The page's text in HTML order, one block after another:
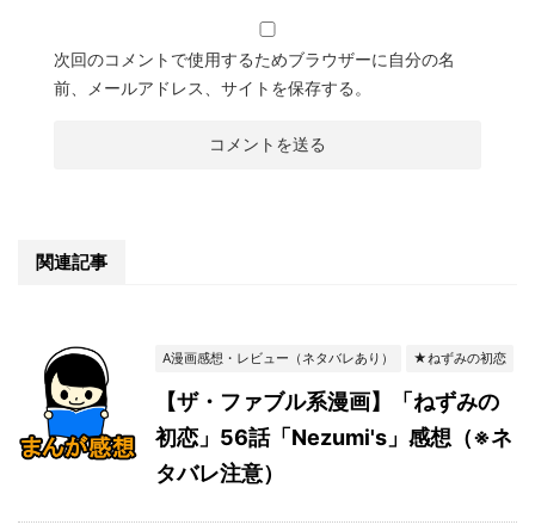
次回のコメントで使用するためブラウザーに自分の名
前、メールアドレス、サイトを保存する。
関連記事
A漫画感想・レビュー（ネタバレあり） ★ねずみの初恋
【ザ・ファブル系漫画】「ねずみの
初恋」56話「Nezumi's」感想（※ネ
タバレ注意）